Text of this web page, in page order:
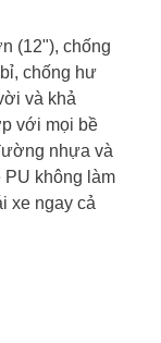
(12"), chống
chống hư
và khả
với mọi bề
nhựa và
không làm
xe ngay cả